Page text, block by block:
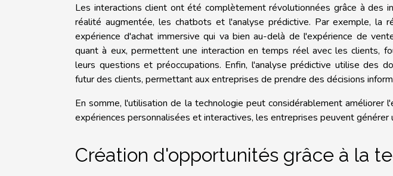
Les interactions client ont été complètement révolutionnées grâce à des
réalité augmentée, les chatbots et l'analyse prédictive. Par exemple, la
expérience d'achat immersive qui va bien au-delà de l'expérience de
quant à eux, permettent une interaction en temps réel avec les clients,
leurs questions et préoccupations. Enfin, l'analyse prédictive utilise des
futur des clients, permettant aux entreprises de prendre des décisions
En somme, l'utilisation de la technologie peut considérablement améliorer
expériences personnalisées et interactives, les entreprises peuvent générer
Création d'opportunités grâce à la